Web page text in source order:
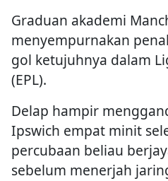
Graduan akademi
menyempurnakan
gol ketujuhnya dalam
(EPL).
Delap hampir
Ipswich empat minit
percubaan beliau
sebelum menerjah